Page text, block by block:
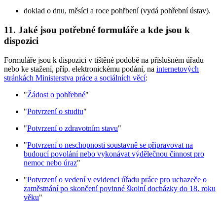
doklad o dnu, měsíci a roce pohřbení (vydá pohřební ústav).
11. Jaké jsou potřebné formuláře a kde jsou k
dispozici
Formuláře jsou k dispozici v tištěné podobě na příslušném úřadu
nebo ke stažení, příp. elektronickému podání, na internetových
stránkách Ministerstva práce a sociálních věcí:
"Žádost o pohřebné"
"Potvrzení o studiu"
"Potvrzení o zdravotním stavu"
"Potvrzení o neschopnosti soustavně se připravovat na
budoucí povolání nebo vykonávat výdělečnou činnost pro
nemoc nebo úraz"
"Potvrzení o vedení v evidenci úřadu práce pro uchazeče o
zaměstnání po skončení povinné školní docházky do 18. roku
věku"